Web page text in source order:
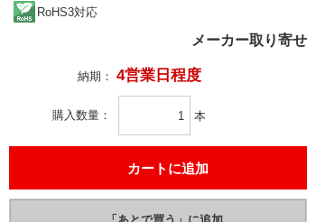
RoHS3対応
メーカー取り寄せ
納期： 4営業日程度
購入数量 本